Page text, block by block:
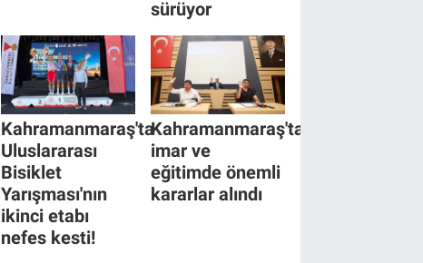
sürüyor
Kahramanmaraş'ta
Uluslararası
Bisiklet
Yarışması'nın
ikinci etabı
nefes kesti!
Kahramanmaraş'ta
imar ve
eğitimde önemli
kararlar alındı